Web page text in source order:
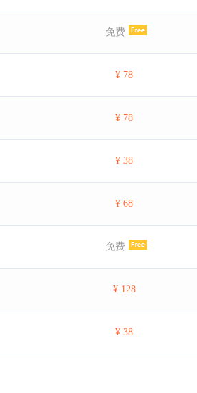
免费
¥ 78
¥ 78
¥ 38
¥ 68
免费
¥ 128
¥ 38